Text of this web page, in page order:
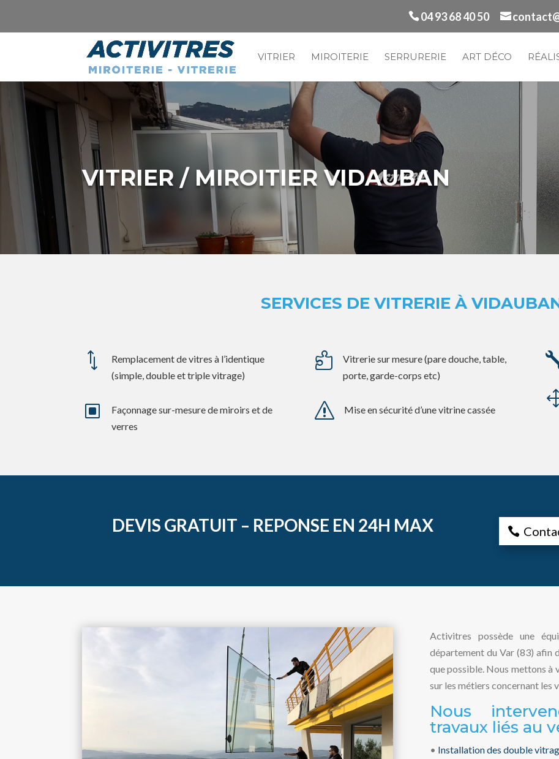
04 93 68 40 50
VITRIER MIROITERIE SERRURERIE ART DÉCO
VITRIER / MIROITIER VIDAUBAN
SERVICES DE VITRERIE À
*
Remplacement de vitres à l’identique
(simple, double et triple vitrage)
W
Façonnage sur-mesure de miroirs et de
verres

Vitrerie sur mesure (pare douche, table,
porte, garde-corps etc)
s Mise en sécurité d’une vitrine cassée
DEVIS GRATUIT – REPONSE EN 24H MAX
Activitres possède une
département du Var (83) afin
que possible. Nous mettons
sur les métiers concernant les
Nous
travaux liés au
• Installation des double